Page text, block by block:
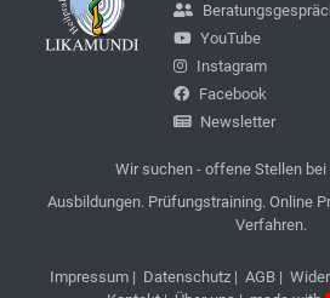
YouTube
Instagram
Facebook
Newsletter
Wir suchen - offene Stellen
Ausbildungen. Prüfungstraining. Online
Verfahren.
Impressum| Datenschutz| AGB|